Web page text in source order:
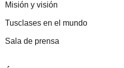
Misión y visión
Tusclases en el mundo
Sala de prensa